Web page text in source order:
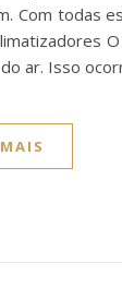
Com todas
ar. Isso